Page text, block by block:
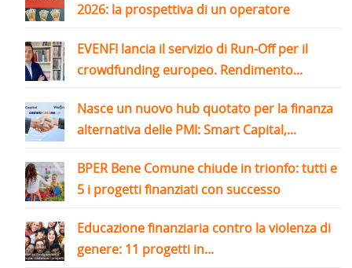
2026: la prospettiva di un operatore
EVENFI lancia il servizio di Run-Off per il
crowdfunding europeo. Rendimento...
Nasce un nuovo hub quotato per la finanza
alternativa delle PMI: Smart Capital,...
BPER Bene Comune chiude in trionfo: tutti e
5 i progetti finanziati con successo
Educazione finanziaria contro la violenza di
genere: 11 progetti in...